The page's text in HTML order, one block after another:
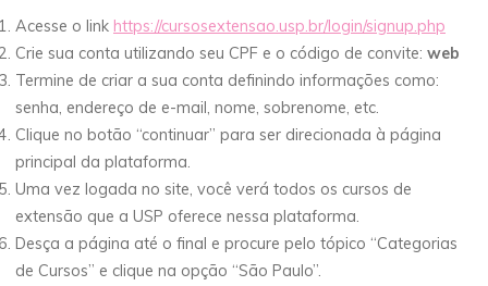
Acesse o link https://cursosextensao.usp.br/login/signup.php
Crie sua conta utilizando seu CPF e o código de convite:web
Termine de criar a sua conta definindo informações como:
senha, endereço de e-mail, nome, sobrenome, etc.
Clique no botão “continuar” para ser direcionada à página
principal da plataforma.
Uma vez logada no site, você verá todos os cursos de
extensão que a USP oferece nessa plataforma.
Desça a página até o final e procure pelo tópico “Categorias
de Cursos” e clique na opção “São Paulo”.